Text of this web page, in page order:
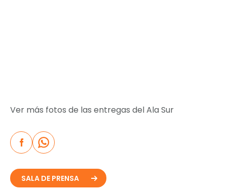
Ver más fotos de las entregas del Ala Sur
SALA DE PRENSA